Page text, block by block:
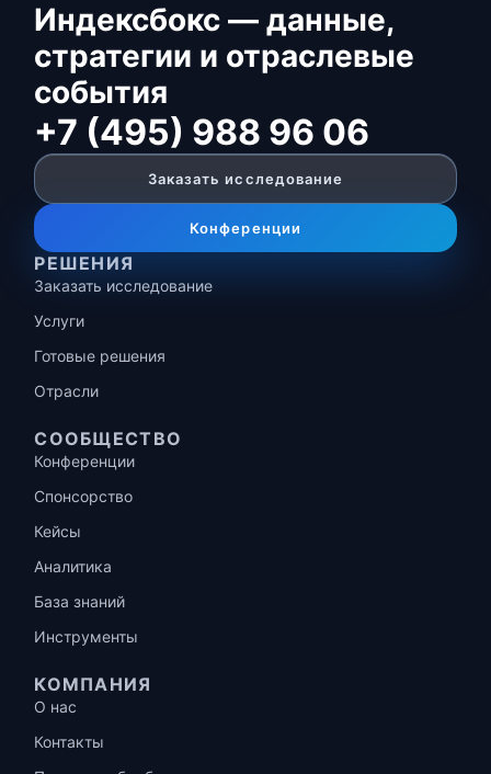
Индексбокс — данные,
стратегии и отраслевые
события
+7 (495) 988 96 06
Заказать исследование
Конференции
РЕШЕНИЯ
Заказать исследование
Услуги
Готовые решения
Отрасли
СООБЩЕСТВО
Конференции
Спонсорство
Кейсы
Аналитика
База знаний
Инструменты
КОМПАНИЯ
О нас
Контакты